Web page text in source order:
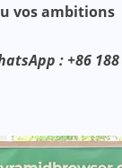
vos ambitions
: +86 188